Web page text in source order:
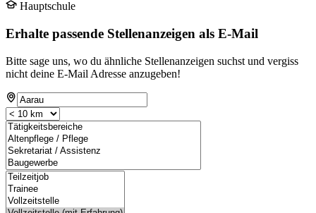
Hauptschule
Erhalte passende Stellenanzeigen als E-Mail
Bitte sage uns, wo du ähnliche Stellenanzeigen suchst und vergiss
nicht deine E-Mail Adresse anzugeben!